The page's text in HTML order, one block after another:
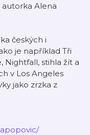
Alena
českých i
je například Tři
Nightfall, stihla žít a
v Los Angeles
jako zrzka z